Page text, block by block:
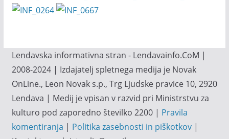
Lendavska informativna stran - Lendavainfo.CoM |
2008-2024 | Izdajatelj spletnega medija je Novak
OnLine., Leon Novak s.p., Trg Ljudske pravice 10, 2920
Lendava | Medij je vpisan v razvid pri Ministrstvu za
kulturo pod zaporedno številko 2200 | Pravila
komentiranja | Politika zasebnosti in piškotkov|